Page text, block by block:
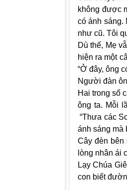
không được
có ánh sáng.
như cũ. Tôi
Dù thế, Mẹ
hiện ra một
“Ở đây, ông
Người đàn
Hai trong số
ông ta. Mỗi
“Thưa các
ánh sáng mà
Cây đèn bên
lòng nhân ái
Lạy Chúa
con biết